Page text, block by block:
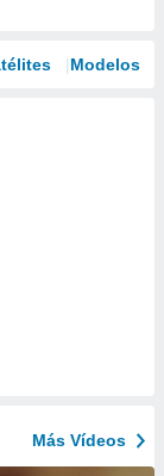
Modelos
Más Vídeos